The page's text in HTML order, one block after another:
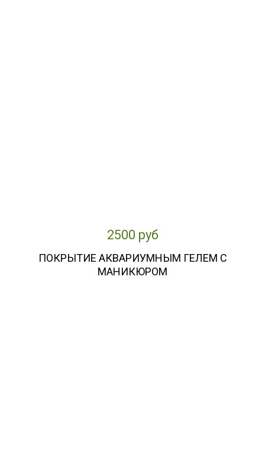
2500 руб
ПОКРЫТИЕ АКВАРИУМНЫМ ГЕЛЕМ С
МАНИКЮРОМ